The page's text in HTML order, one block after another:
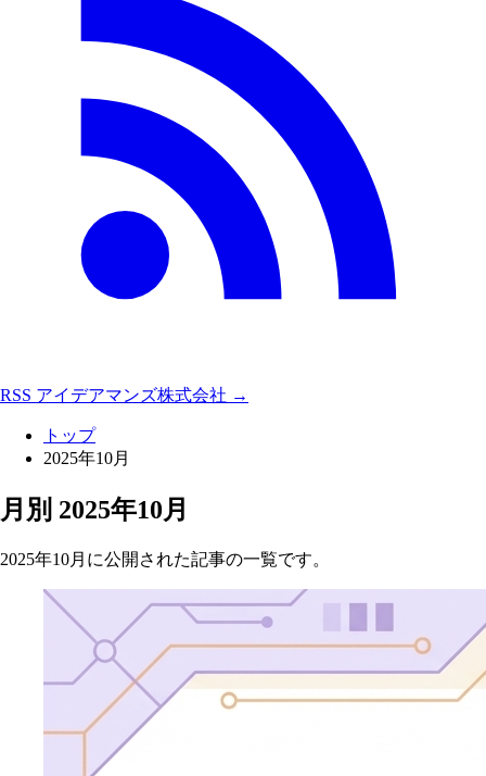
RSS アイデアマンズ株式会社 →
トップ
2025年10月
月別 2025年10月
2025年10月に公開された記事の一覧です。